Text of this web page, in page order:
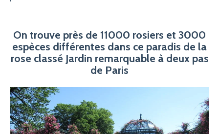
On trouve près de 11000 rosiers et 3000
espèces différentes dans ce paradis de la
rose classé Jardin remarquable à deux pas
de Paris